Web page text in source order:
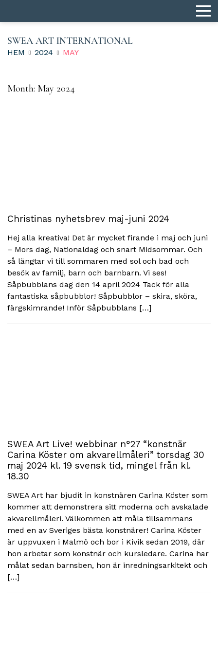
SWEA ART INTERNATIONAL
HEM 2024 MAY
Month: May 2024
Christinas nyhetsbrev maj-juni 2024
Hej alla kreativa! Det är mycket firande i maj och juni
– Mors dag, Nationaldag och snart Midsommar. Och
så längtar vi till sommaren med sol och bad och
besök av familj, barn och barnbarn. Vi ses!
Såpbubblans dag den 14 april 2024 Tack för alla
fantastiska såpbubblor! Såpbubblor – skira, sköra,
färgskimrande! Inför Såpbubblans […]
SWEA Art Live! webbinar n°27 “konstnär
Carina Köster om akvarellmåleri” torsdag 30
maj 2024 kl. 19 svensk tid, mingel från kl.
18.30
SWEA Art har bjudit in konstnären Carina Köster som
kommer att demonstrera sitt moderna och avskalade
akvarellmåleri. Välkommen att måla tillsammans
med en av Sveriges bästa konstnärer! Carina Köster
är uppvuxen i Malmö och bor i Kivik sedan 2019, där
hon arbetar som konstnär och kursledare. Carina har
målat sedan barnsben, hon är inredningsarkitekt och
[…]